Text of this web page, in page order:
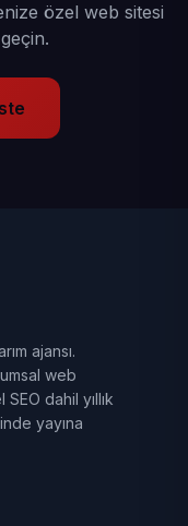
özel web sitesi
ajansı.
web
SEO dahil yıllık
yayına